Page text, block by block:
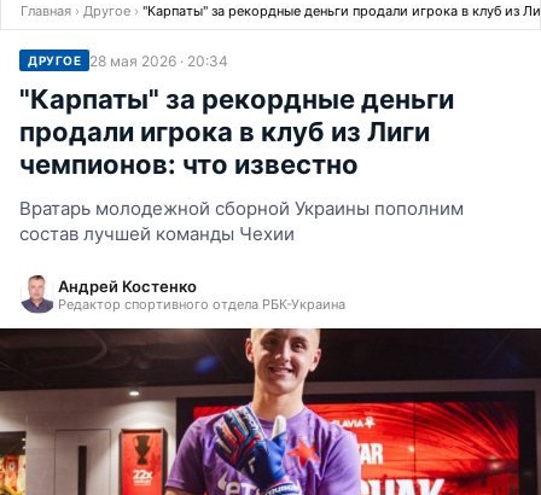
Главная › Другое › "Карпаты" за рекордные деньги продали игрока в клуб из
ДРУГОЕ 28 мая 2026 · 20:34
"Карпаты" за рекордные деньги
продали игрока в клуб из Лиги
чемпионов: что известно
Вратарь молодежной сборной Украины пополним
состав лучшей команды Чехии
Андрей Костенко
Редактор спортивного отдела РБК-Украина